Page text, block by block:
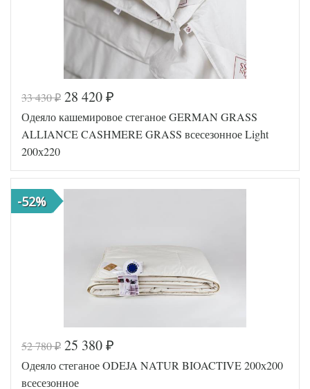
Код товара
Артикул
GG-53191
Ширина х
Длина
200х200 (евро)
Сезонность
Наполнитель
Кашемир /
Шерсть
Ткань
(Австрия)
Код товара
Артикул
GG-53141
Ширина х
33 430₽ 28 420 ₽
Одеяло кашемировое стеганое GERMAN GRASS
ALLIANCE CASHMERE GRASS всесезонное Light
200х220
-52%
52 780₽ 25 380 ₽
Одеяло стеганое ODEJA NATUR BIOACTIVE 200х200
всесезонное